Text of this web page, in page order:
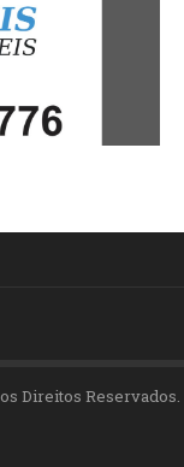
Direitos Reservados.